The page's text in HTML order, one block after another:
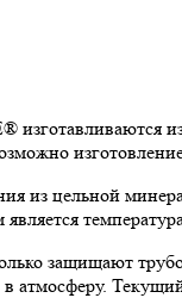
из
из цельной
защищают
атмосферу.